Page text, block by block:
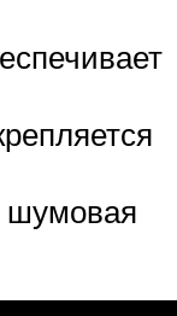
шумовая